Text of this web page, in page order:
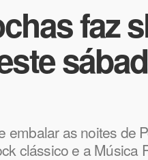
faz
embalar as noites de
clássico e a Música